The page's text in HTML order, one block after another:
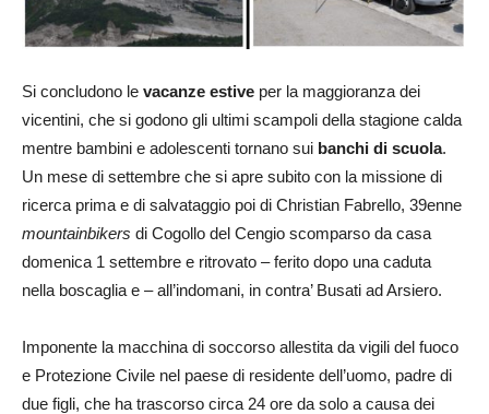
Si concludono le vacanze estive per la maggioranza dei
vicentini, che si godono gli ultimi scampoli della stagione calda
mentre bambini e adolescenti tornano sui banchi di scuola.
Un mese di settembre che si apre subito con la missione di
ricerca prima e di salvataggio poi di Christian Fabrello, 39enne
mountainbikers di Cogollo del Cengio scomparso da casa
domenica 1 settembre e ritrovato – ferito dopo una caduta
nella boscaglia e – all’indomani, in contra’ Busati ad Arsiero.
Imponente la macchina di soccorso allestita da vigili del fuoco
e Protezione Civile nel paese di residente dell’uomo, padre di
due figli, che ha trascorso circa 24 ore da solo a causa dei